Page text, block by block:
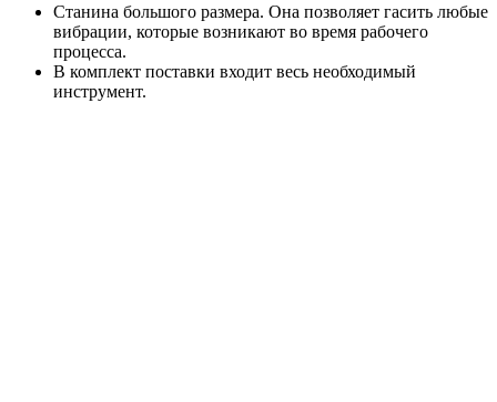
Станина большого размера. Она позволяет гасить любые
вибрации, которые возникают во время рабочего
процесса.
В комплект поставки входит весь необходимый
инструмент.